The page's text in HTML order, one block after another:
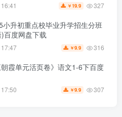
￥ 19.9 327
小升初重点校毕业升学招生分班
百度网盘下载
￥9.9 316
霞单元活页卷》语文1-6下百度
￥9.9 307